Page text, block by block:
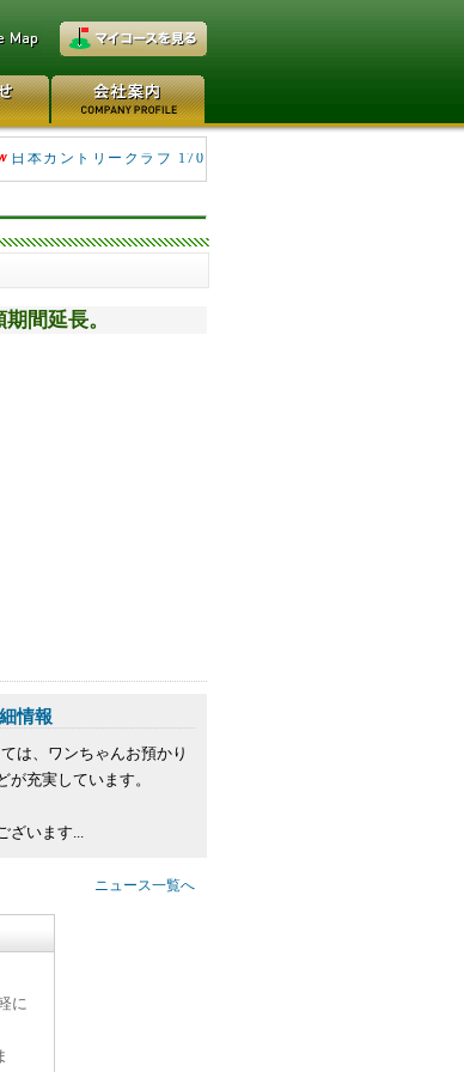
レイクウッドゴルフクラブ
日本カントリークラブ 170
間延長。
情報
は、ワンちゃんお預かり
充実しています。
ざいます...
ニュース一覧へ
に